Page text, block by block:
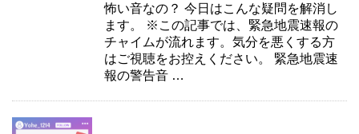
怖い音なの？ 今日はこんな疑問を解消し
ます。 ※この記事では、緊急地震速報の
チャイムが流れます。気分を悪くする方
はご視聴をお控えください。 緊急地震速
報の警告音 …